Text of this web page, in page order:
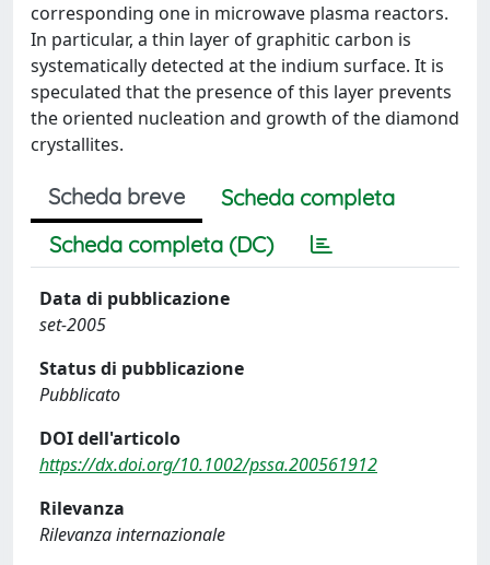
corresponding one in microwave plasma reactors.
In particular, a thin layer of graphitic carbon is
systematically detected at the indium surface. It is
speculated that the presence of this layer prevents
the oriented nucleation and growth of the diamond
crystallites.
Scheda breve
Scheda completa
Scheda completa (DC)
Data di pubblicazione
set-2005
Status di pubblicazione
Pubblicato
DOI dell'articolo
https://dx.doi.org/10.1002/pssa.200561912
Rilevanza
Rilevanza internazionale